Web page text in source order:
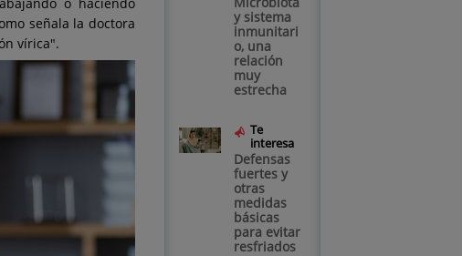
o haciendo
señala la doctora
vírica".
y sistema
inmunitari
o, una
relación
muy
estrecha
Te
interesa
Defensas
fuertes y
otras
medidas
básicas
para evitar
resfriados